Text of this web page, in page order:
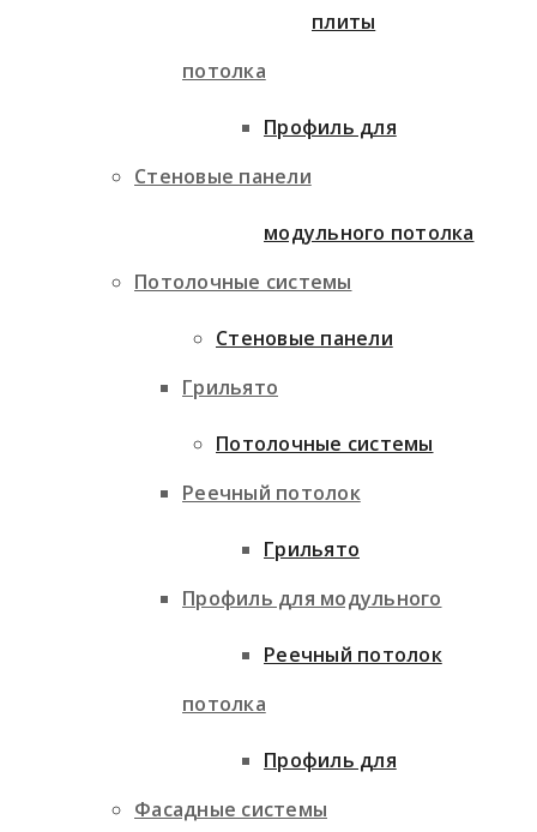
потолка
Стеновые панели
Потолочные системы
Грильято
Реечный потолок
Профиль для модульного
потолка
Фасадные системы
плиты
Профиль для
модульного потолка
Стеновые панели
Потолочные системы
Грильято
Реечный потолок
Профиль для